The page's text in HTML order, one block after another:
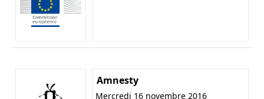
Amnesty
Mercredi 16 novembre 2016